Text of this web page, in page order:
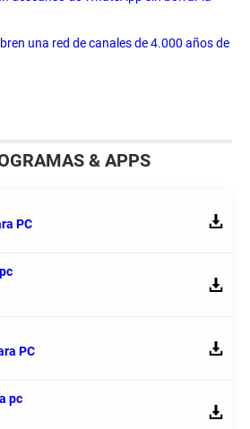
una red de canales de 4.000 años de
& APPS
PC
PC
pc